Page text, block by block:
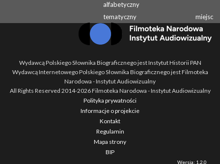
alfabetyczny
tematyczny
miejsc
Wydawcą Polskiego Słownika Biograficznego jest Instytut Historii PAN
Wydawcą Internetowego Polskiego Słownika Biograficznego jest Filmoteka
Narodowa - Instytut Audiowizualny
All Rights Reserved 2014-2026Filmoteka Narodowa - Instytut Audiowizualny
Polityka prywatności
Informacje o projekcie
Kontakt
Regulamin
Mapa strony
BIP
Wersja: 1.2.0